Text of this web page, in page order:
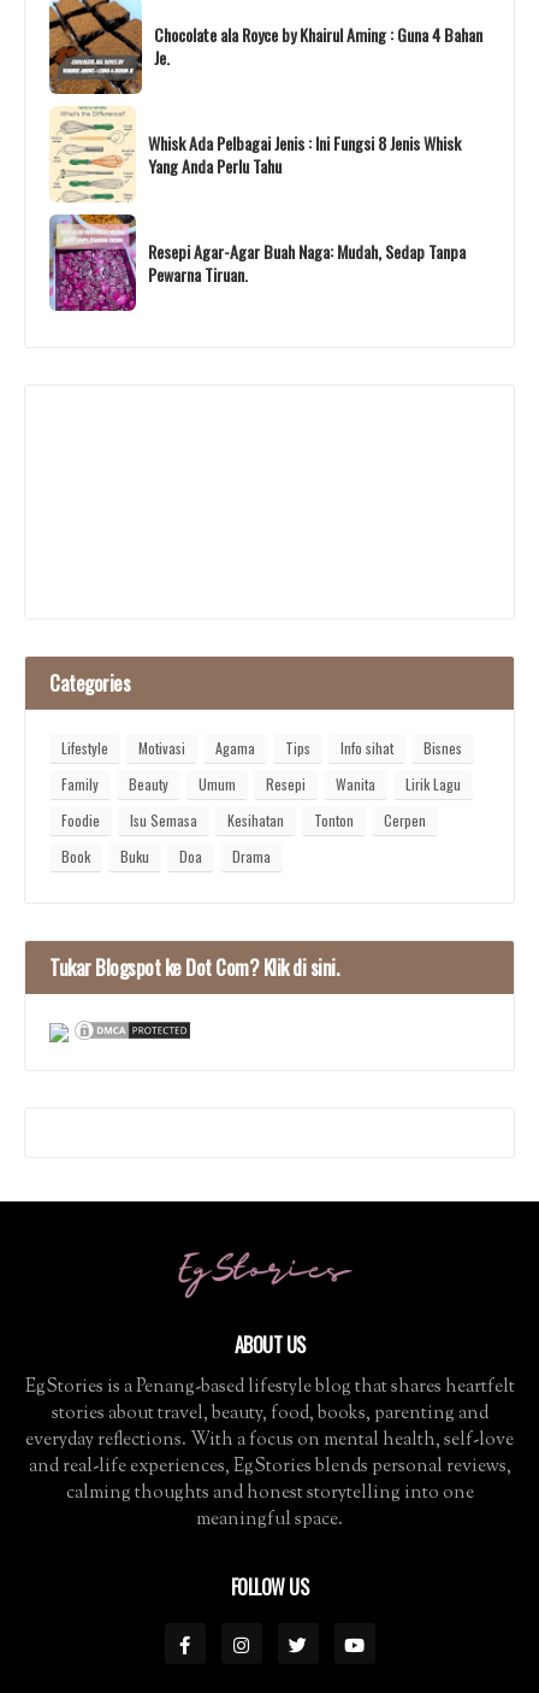
Chocolate ala Royce by Khairul Aming : Guna 4 Bahan
Je.
Whisk Ada Pelbagai Jenis : Ini Fungsi 8 Jenis Whisk
Yang Anda Perlu Tahu
Resepi Agar-Agar Buah Naga: Mudah, Sedap Tanpa
Pewarna Tiruan.
Categories
Lifestyle Motivasi Agama Tips Info sihat
Bisnes
Family
Beauty Umum Resepi Wanita
Lirik Lagu
Foodie
Isu Semasa Kesihatan Tonton
Cerpen
Book
Buku Doa Drama
Tukar Blogspot ke Dot Com? Klik di sini.
ABOUT US
EgStories is a Penang-based lifestyle blog that shares heartfelt
stories about travel, beauty, food, books, parenting and
everyday reflections. With a focus on mental health, self-love
and real-life experiences, EgStories blends personal reviews,
calming thoughts and honest storytelling into one
meaningful space.
FOLLOW US